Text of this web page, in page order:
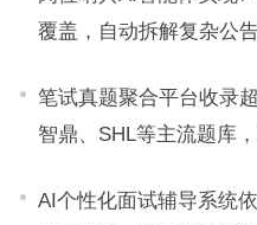
覆盖，自动拆解复杂公
笔试真题聚合平台收录
智鼎、SHL等主流题库
AI个性化面试辅导系统